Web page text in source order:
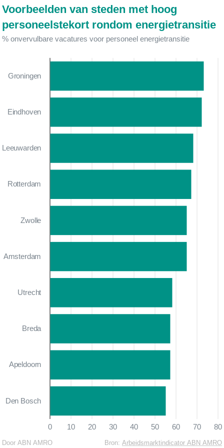
Voorbeelden van steden met hoog
personeelstekort rondom energietransitie
% onvervulbare vacatures voor personeel energietransitie
0 10 20 30 40 50 60 70 80
Bron: Arbeidsmarktindicator ABN AMRO
Door ABN AMRO
Groningen
Eindhoven
Leeuwarden
Rotterdam
Zwolle
Amsterdam
Utrecht
Breda
Apeldoorn
Den Bosch